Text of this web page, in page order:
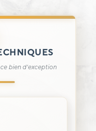
bien d'exception